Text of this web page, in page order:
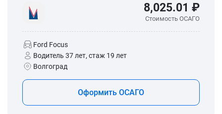
8,025.01 ₽
Стоимость ОСАГО
Ford Focus
Водитель 37 лет, стаж 19 лет
Волгоград
Оформить ОСАГО